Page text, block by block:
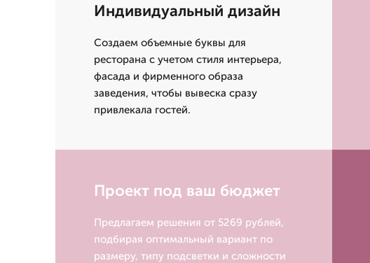
Индивидуальный дизайн
Создаем объемные буквы для
ресторана с учетом стиля интерьера,
фасада и фирменного образа
заведения, чтобы вывеска сразу
привлекала гостей.
Проект под ваш бюджет
Предлагаем решения от 5269 рублей,
подбирая оптимальный вариант по
размеру, типу подсветки и сложности